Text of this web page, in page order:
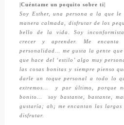
|Cuéntame un poquito sobre ti|
Soy Esther, una persona a la que
manera calmada, disfrutar de los
bello de la vida. Soy
crecer y aprender. Me
personalidad… me gusta la gente
que hace del ‘estilo’ algo muy
las cosas bonitas y siempre pienso
darle un toque personal a todo lo
extremos…
y por último, porque
bonito…
soy bastante, bastante,
gustaría; ah¡ me encantan las
disfrutar.